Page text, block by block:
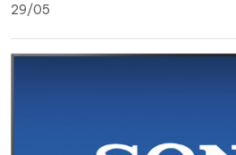
29/05